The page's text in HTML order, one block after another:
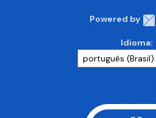
Powered by
Idioma